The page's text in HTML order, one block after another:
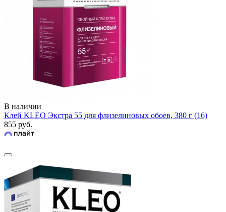
В наличии
Клей KLEO Экстра 55 для флизелиновых обоев, 380 г (16)
855 руб.